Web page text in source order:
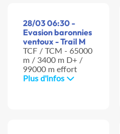
28/03 06:30 -
Evasion baronnies
ventoux - Trail M
TCF / TCM - 65000
m / 3400 m D+ /
99000 m effort
Plus d'infos